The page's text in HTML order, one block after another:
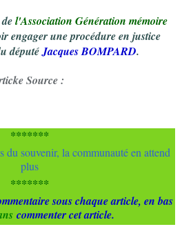
l'Association Génération mémoire
engager une procédure en justice
députéJacques BOMPARD.
Source :
*******
*******
sous chaque article, en bas
commenter cet article.